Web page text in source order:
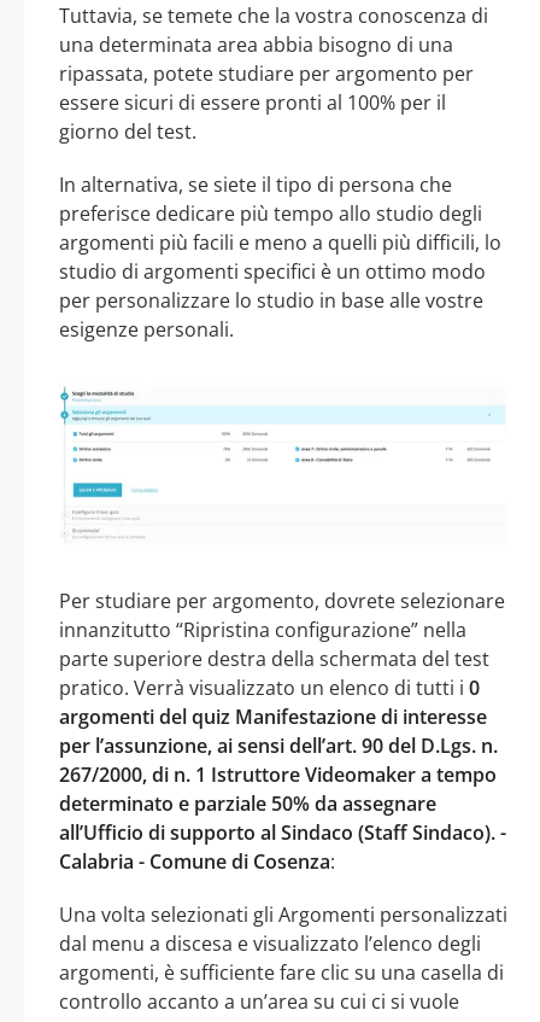
Tuttavia, se temete che la vostra conoscenza di
una determinata area abbia bisogno di una
ripassata, potete studiare per argomento per
essere sicuri di essere pronti al 100% per il
giorno del test.
In alternativa, se siete il tipo di persona che
preferisce dedicare più tempo allo studio degli
argomenti più facili e meno a quelli più difficili, lo
studio di argomenti specifici è un ottimo modo
per personalizzare lo studio in base alle vostre
esigenze personali.
Per studiare per argomento, dovrete selezionare
innanzitutto “Ripristina configurazione” nella
parte superiore destra della schermata del test
pratico. Verrà visualizzato un elenco di tutti i 0
argomenti del quiz Manifestazione di interesse
per l’assunzione, ai sensi dell’art. 90 del D.Lgs. n.
267/2000, di n. 1 Istruttore Videomaker a tempo
determinato e parziale 50% da assegnare
all’Ufficio di supporto al Sindaco (Staff Sindaco). -
Calabria - Comune di Cosenza:
Una volta selezionati gli Argomenti personalizzati
dal menu a discesa e visualizzato l’elenco degli
argomenti, è sufficiente fare clic su una casella di
controllo accanto a un’area su cui ci si vuole